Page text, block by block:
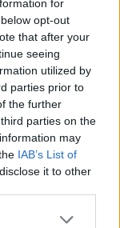
for
opt-out
that after your
seeing
utilized by
parties prior to
the further
parties on the
may
IAB’s List of
it to other
more Google